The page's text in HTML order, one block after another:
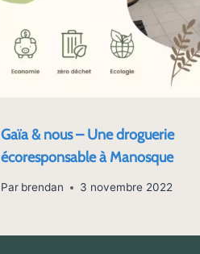
Gaïa & nous – Une droguerie
écoresponsable à Manosque
Par brendan 3 novembre 2022